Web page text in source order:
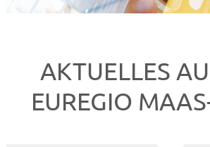
AKTUELLES
EUREGIO